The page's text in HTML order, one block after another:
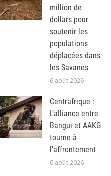
million de
dollars pour
soutenir les
populations
déplacées dans
les Savanes
6 août 2026
Centrafrique :
L’alliance entre
Bangui et AAKG
tourne à
l’affrontement
6 août 2026